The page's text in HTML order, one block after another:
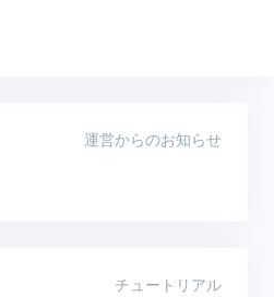
運営からのお知らせ
チュートリアル